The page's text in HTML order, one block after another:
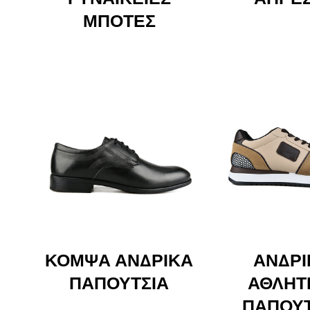
ΜΠΌΤΕΣ
ΚΟΜΨΆ ΑΝΔΡΙΚΆ
ΠΑΠΟΎΤΣΙΑ